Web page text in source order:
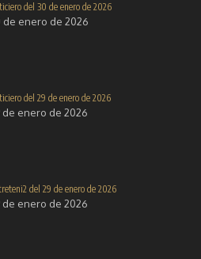
del 30 de enero de 2026
de enero de 2026
del 29 de enero de 2026
de enero de 2026
del 29 de enero de 2026
de enero de 2026